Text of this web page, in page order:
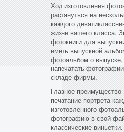
Ход изготовления
растянуться на
каждого
жизни вашего класса.
фотокниги для
иметь выпускной
фотоальбом о
напечатать
складе фирмы.
Главное преимущество
печатание портрета
изготовленного
фотографию в свой
классические виньетки.